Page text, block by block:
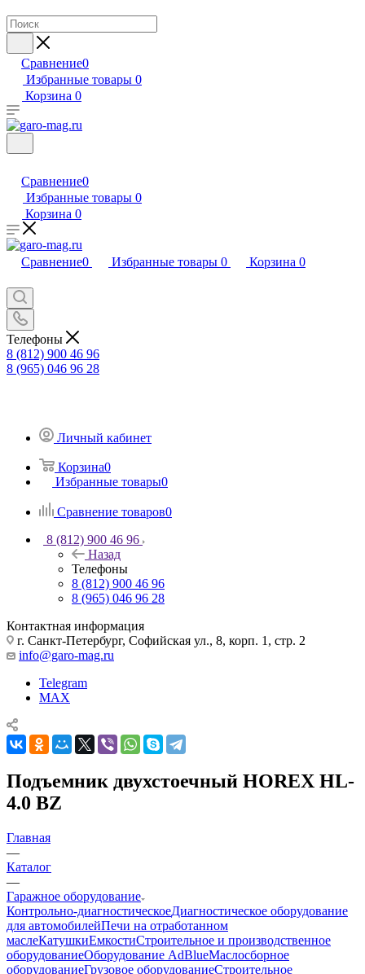
Сравнение0
Избранные товары 0
Корзина 0
Сравнение0
Избранные товары 0
Корзина 0
Сравнение0 Избранные товары 0 Корзина 0
Телефоны
8 (812) 900 46 96
8 (965) 046 96 28
Личный кабинет
Корзина0
Избранные товары0
Сравнение товаров0
8 (812) 900 46 96
Назад
Телефоны
8 (812) 900 46 96
8 (965) 046 96 28
Контактная информация
г. Санкт-Петербург, Софийская ул., 8, корп. 1, стр. 2
info@garo-mag.ru
Telegram
MAX
Подъемник двухстоечный HOREX HL-
4.0 BZ
Главная
—
Каталог
—
Гаражное оборудование
Контрольно-диагностическоеДиагностическое оборудование
для автомобилейПечи на отработанном
маслеКатушкиЕмкостиСтроительное и производственное
оборудованиеОборудование AdBlueМаслосборное
оборудованиеГрузовое оборудованиеСтроительное